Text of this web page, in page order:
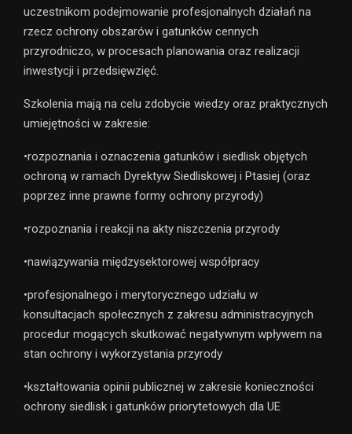
uczestnikom podejmowanie profesjonalnych działań na
rzecz ochrony obszarów i gatunków cennych
przyrodniczo, w procesach planowania oraz realizacji
inwestycji i przedsięwzięć.
Szkolenia mają na celu zdobycie wiedzy oraz praktycznych
umiejętności w zakresie:
•rozpoznania i oznaczenia gatunków i siedlisk objętych
ochroną w ramach Dyrektyw Siedliskowej i Ptasiej (oraz
poprzez inne prawne formy ochrony przyrody)
•rozpoznania i reakcji na akty niszczenia przyrody
•nawiązywania międzysektorowej współpracy
•profesjonalnego i merytorycznego udziału w
konsultacjach społecznych z zakresu administracyjnych
procedur mogących skutkować negatywnym wpływem na
stan ochrony i wykorzystania przyrody
•kształtowania opinii publicznej w zakresie konieczności
ochrony siedlisk i gatunków priorytetowych dla UE